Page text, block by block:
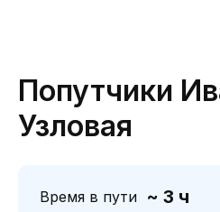
Попутчики
Узловая
Время в пути ~ 3 ч